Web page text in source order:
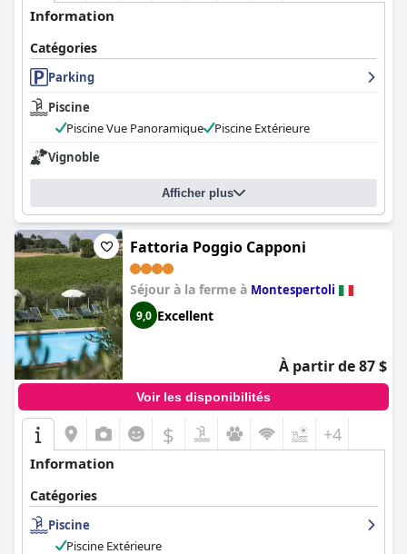
Information
Catégories
Parking
Piscine
Piscine Vue Panoramique
Piscine Extérieure
Vignoble
Afficher plus
Fattoria Poggio Capponi
Séjour à la ferme à Montespertoli
9,0 Excellent
À partir de 87 $
Voir les disponibilités
$ +4
Information
Catégories
Piscine
Piscine Extérieure